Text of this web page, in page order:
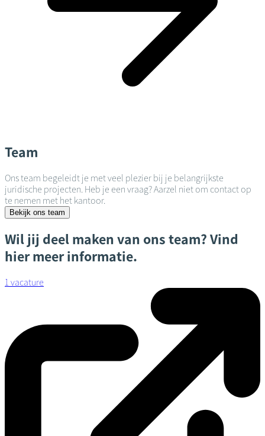
Team
Ons team begeleidt je met veel plezier bij je belangrijkste
juridische projecten. Heb je een vraag? Aarzel niet om contact op
te nemen met het kantoor.
Bekijk ons team
Wil jij deel maken van ons team? Vind
hier meer informatie.
1 vacature